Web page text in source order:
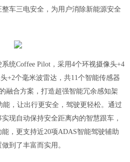
车三电安全，为用户消除新能源安全
系统Coffee Pilot，采用4个环视摄像头+4
+2个毫米波雷达，共11个智能传感器
融合方案，打造超强智能冗余感知架
，让出行更安全，驾驶更轻松。通过
现自动保持安全距离内的智慧跟车，
，更支持近20项ADAS智能驾驶辅助
到了丰富而实用。